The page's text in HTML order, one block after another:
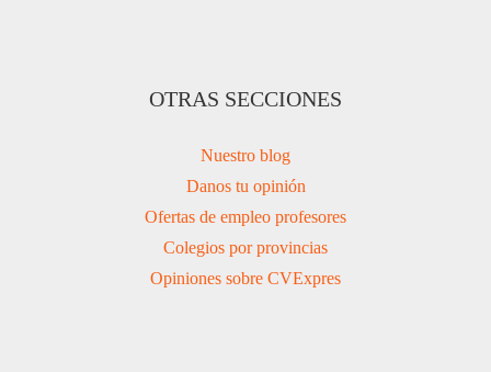
OTRAS SECCIONES
Nuestro blog
Danos tu opinión
Ofertas de empleo profesores
Colegios por provincias
Opiniones sobre CVExpres